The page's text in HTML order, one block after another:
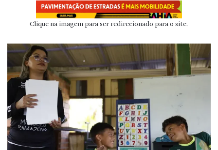
Clique na imagem para ser redirecionado para o site.